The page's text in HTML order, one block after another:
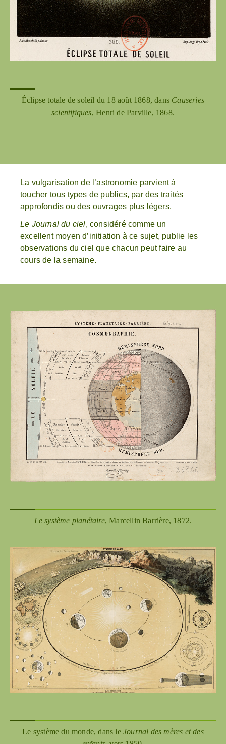
Éclipse totale de soleil du 18 août 1868, dans Causeries
scientifiques, Henri de Parville, 1868.
La vulgarisation de l’astronomie parvient à
toucher tous types de publics, par des traités
approfondis ou des ouvrages plus légers.
Le Journal du ciel, considéré comme un
excellent moyen d’initiation à ce sujet, publie les
observations du ciel que chacun peut faire au
cours de la semaine.
Le système planétaire, Marcellin Barrière, 1872.
Le système du monde, dans le Journal des mères et des